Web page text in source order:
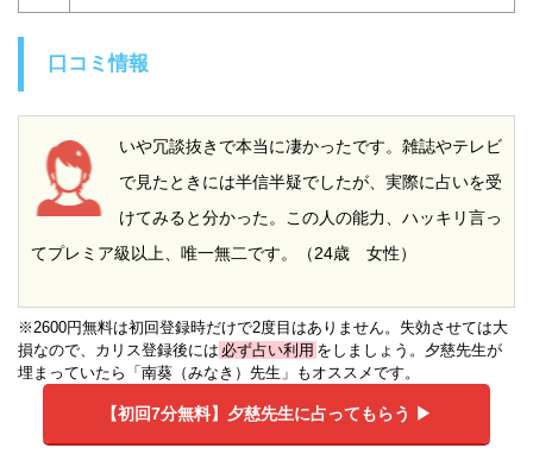
口コミ情報
いや冗談抜きで本当に凄かったです。雑誌やテレビ
で見たときには半信半疑でしたが、実際に占いを受
けてみると分かった。この人の能力、ハッキリ言っ
てプレミア級以上、唯一無二です。（24歳 女性）
※2600円無料は初回登録時だけで2度目はありません。失効させては大
損なので、カリス登録後には 必ず占い利用 をしましょう。夕慈先生が
埋まっていたら「南葵（みなき）先生」もオススメです。
【初回7分無料】 夕慈先生に占ってもらう ▶︎